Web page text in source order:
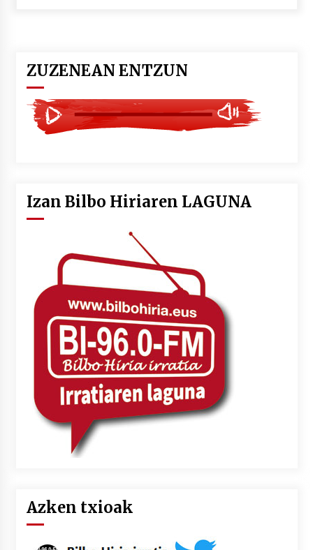
Larunbatean Plentziako Itsas Martxa ospatuko
da
2026/07/07
2026/07/07
Uribitarte40 aretoan
2026/07/03
SOINUGELA: Paul McCartney eta Ringo Starr-en
lan berriak
2026/07/03
MUSIBLA #297: Bide, Boards Of Canada, Somak,
Tiga, Twisted Teens, Underscores, Habia
2026/07/02
ZUZENEAN ENTZUN
Izan Bilbo Hiriaren LAGUNA
Azken txioak